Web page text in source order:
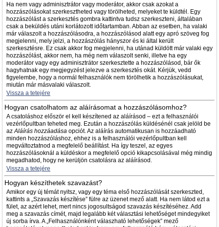
Ha nem vagy adminisztrátor vagy moderátor, akkor csak azokat a
hozzászólásokat szerkesztheted vagy törölheted, melyeket te küldtél. Egy
hozzászólást a szerkesztés gombra kattintva tudsz szerkeszteni, általában
csak a beküldés utáni korlátozott időtartamban. Abban az esetben, ha valaki
már válaszolt a hozzászólásodra, a hozzászólásod alatt egy apró szöveg fog
megjelenni, mely jelzi, a hozzászólás hányszor és ki által került
szerkesztésre. Ez csak akkor fog megjelenni, ha utánad küldött már valaki egy
hozzászólást, akkor nem, ha még nem válaszolt senki, illetve ha egy
moderátor vagy egy adminisztrátor szerkesztette a hozzászólásod, bár ők
hagyhatnak egy megjegyzést jelezve a szerkesztés okát. Kérjük, vedd
figyelembe, hogy a normál felhasználók nem törölhetik a hozzászólásukat,
miután már másvalaki válaszolt.
Vissza a tetejére
Hogyan csatolhatom az aláírásomat a hozzászólásomhoz?
A csatoláshoz először el kell készítened az aláírásod – ezt a felhasználói
vezérlőpultban teheted meg. Ezután a hozzászólás küldésénél csak jelöld be
azAláírás hozzáadása opciót. Az aláírás automatikusan is hozzáadható
minden hozzászóláshoz, ehhez is a felhasználói vezérlőpultban kell
megváltoztatnod a megfelelő beállítást. Ha így teszel, az egyes
hozzászólásoknál a küldéskor a megfelelő opció kikapcsolásával még mindig
megadhatod, hogy ne kerüljön csatolásra az aláírásod.
Vissza a tetejére
Hogyan készíthetek szavazást?
Amikor egy új témát nyitsz, vagy egy téma első hozzászólását szerkeszted,
kattints a „Szavazás készítése” fülre az üzenet mező alatt. Ha nem látod ezt a
fület, az azért lehet, mert nincs jogosultságod szavazás készítéséhez. Add
meg a szavazás címét, majd legalább két választási lehetőséget mindegyiket
új sorba írva. A „Felhasználónként válaszható lehetőségek” mező